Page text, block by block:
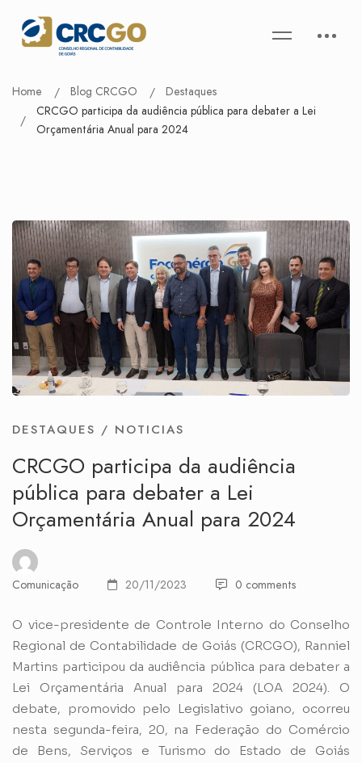
Home Blog CRCGO
Destaques
CRCGO participa da audiência pública para debater a Lei
Orçamentária Anual para 2024
DESTAQUES / NOTICIAS
CRCGO participa da audiência
pública para debater a Lei
Orçamentária Anual para 2024
Comunicação 20/11/2023 0 comments
O vice-presidente de Controle Interno do Conselho
Regional de Contabilidade de Goiás (CRCGO), Ranniel
Martins participou da audiência pública para debater a
Lei Orçamentária Anual para 2024 (LOA 2024). O
debate, promovido pelo Legislativo goiano, ocorreu
nesta segunda-feira, 20, na Federação do Comércio
de Bens, Serviços e Turismo do Estado de Goiás